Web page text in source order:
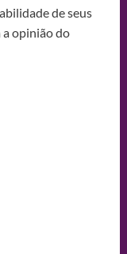
de seus
opinião do